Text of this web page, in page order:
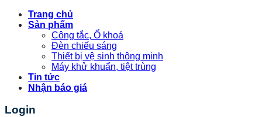
Trang chủ
Sản phẩm
Công tắc, Ổ khoá
Đèn chiếu sáng
Thiết bị vệ sinh thông minh
Máy khử khuẩn, tiệt trùng
Tin tức
Nhận báo giá
Login